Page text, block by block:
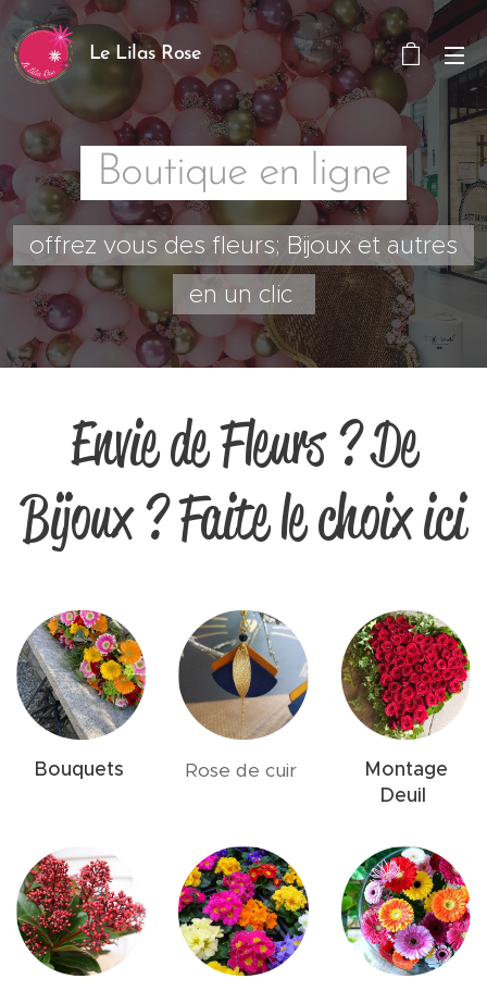
Le Lilas Rose
Boutique en ligne
offrez vous des fleurs; Bijoux et autres
en un clic
Envie de Fleurs ? De
Bijoux ? Faite le choix ici
Bouquets Rose de cuir
Montage
Deuil